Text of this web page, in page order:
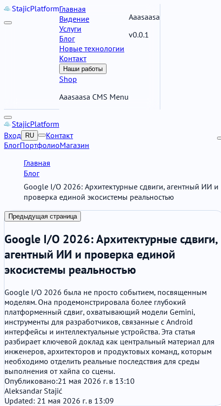
StajicPlatformГлавная
Видение
Услуги
Блог
Новые технологии
Контакт
Наши работы
Shop
Aaasaasa CMS Menu
Aaasaasa
v0.0.1
StajicPlatform
БлогПортфолиоМагазин
Вход RU Контакт
Главная
Блог
Google I/O 2026: Архитектурные сдвиги, агентный ИИ и
проверка единой экосистемы реальностью
Предыдущая страница
Google I/O 2026: Архитектурные сдвиги,
агентный ИИ и проверка единой
экосистемы реальностью
Google I/O 2026 была не просто событием, посвященным
моделям. Она продемонстрировала более глубокий
платформенный сдвиг, охватывающий модели Gemini,
инструменты для разработчиков, связанные с Android
интерфейсы и интеллектуальные устройства. Эта статья
разбирает ключевой доклад как центральный материал для
инженеров, архитекторов и продуктовых команд, которым
необходимо отделить реальные последствия для среды
выполнения от хайпа со сцены.
Опубликовано:21 мая 2026 г. в 13:10
Aleksandar Stajić
Updated: 21 мая 2026 г. в 13:09